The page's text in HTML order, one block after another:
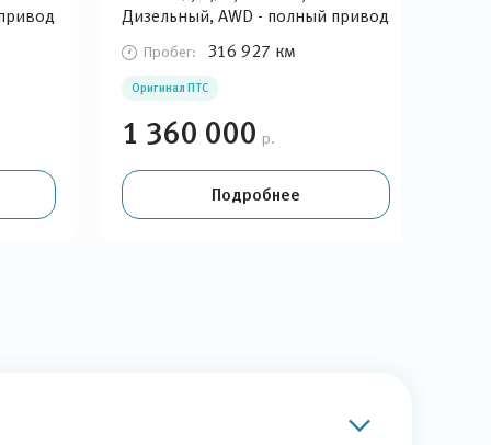
Дизельный, AWD - полный привод
Пробег: 316 927 км
Оригинал ПТС
1 360 000 р.
Подробнее